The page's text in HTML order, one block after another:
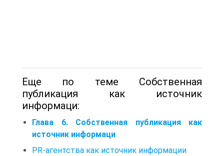
Еще по теме Собственная
публикация как источник
информаци:
Глава 6. Собственная публикация как
источник информаци
PR-агентства как источник информации